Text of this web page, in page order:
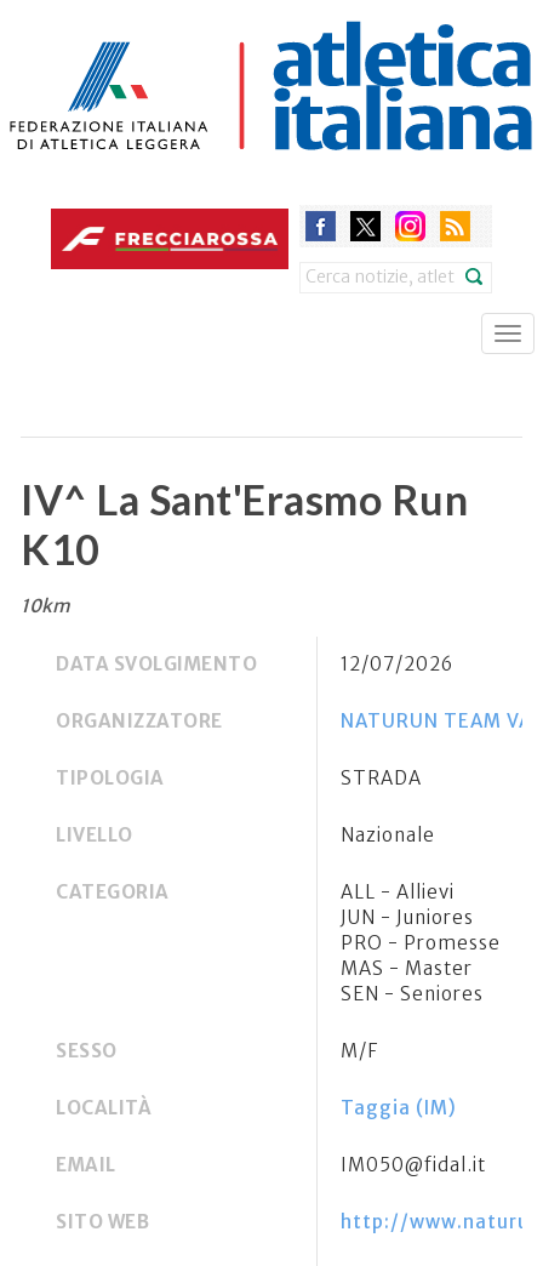
Search
IV^ La Sant'Erasmo Run
K10
10km
DATA SVOLGIMENTO 12/07/2026
ORGANIZZATORE NATURUN TEAM
TIPOLOGIA STRADA
LIVELLO Nazionale
CATEGORIA
ALL - Allievi
JUN - Juniores
PRO - Promesse
MAS - Master
SEN - Seniores
SESSO M/F
LOCALITÀ Taggia (IM)
EMAIL IM050@fidal.it
SITO WEB http://